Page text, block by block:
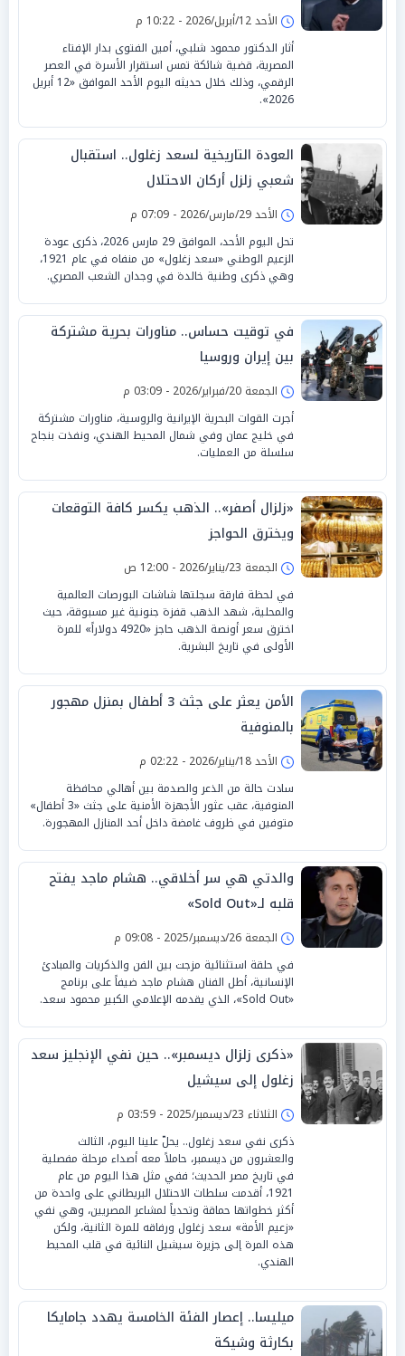
الأحد 12/أبريل/2026 - 10:22 م
أثار الدكتور محمود شلبي، أمين الفتوى بدار الإفتاء
المصرية، قضية شائكة تمس استقرار الأسرة في العصر
الرقمي، وذلك خلال حديثه اليوم الأحد الموافق «12 أبريل
2026».
العودة التاريخية لسعد زغلول.. استقبال
شعبي زلزل أركان الاحتلال
الأحد 29/مارس/2026 - 07:09 م
تحل اليوم الأحد، الموافق 29 مارس 2026، ذكرى عودة
الزعيم الوطني «سعد زغلول» من منفاه في عام 1921،
وهي ذكرى وطنية خالدة في وجدان الشعب المصري.
في توقيت حساس.. مناورات بحرية مشتركة
بين إيران وروسيا
الجمعة 20/فبراير/2026 - 03:09 م
أجرت القوات البحرية الإيرانية والروسية، مناورات مشتركة
في خليج عمان وفي شمال المحيط الهندي، ونفذت بنجاح
سلسلة من العمليات.
«زلزال أصفر».. الذهب يكسر كافة التوقعات
ويخترق الحواجز
الجمعة 23/يناير/2026 - 12:00 ص
في لحظة فارقة سجلتها شاشات البورصات العالمية
والمحلية، شهد الذهب قفزة جنونية غير مسبوقة، حيث
اخترق سعر أونصة الذهب حاجز «4920 دولاراً» للمرة
الأولى في تاريخ البشرية.
الأمن يعثر على جثث 3 أطفال بمنزل مهجور
بالمنوفية
الأحد 18/يناير/2026 - 02:22 م
سادت حالة من الذعر والصدمة بين أهالي محافظة
المنوفية، عقب عثور الأجهزة الأمنية على جثث «3 أطفال»
متوفين في ظروف غامضة داخل أحد المنازل المهجورة.
والدتي هي سر أخلاقي.. هشام ماجد يفتح
قلبه لـ«Sold Out»
الجمعة 26/ديسمبر/2025 - 09:08 م
في حلقة استثنائية مزجت بين الفن والذكريات والمبادئ
الإنسانية، أطل الفنان هشام ماجد ضيفاً على برنامج
«Sold Out»، الذي يقدمه الإعلامي الكبير محمود سعد.
«ذكرى زلزال ديسمبر».. حين نفي الإنجليز سعد
زغلول إلى سيشيل
الثلاثاء 23/ديسمبر/2025 - 03:59 م
ذكرى نفي سعد زغلول.. يحلّ علينا اليوم، الثالث
والعشرون من ديسمبر، حاملاً معه أصداء مرحلة مفصلية
في تاريخ مصر الحديث؛ ففي مثل هذا اليوم من عام
1921، أقدمت سلطات الاحتلال البريطاني على واحدة من
أكثر خطواتها حماقة وتحدياً لمشاعر المصريين، وهي نفي
«زعيم الأمة» سعد زغلول ورفاقه للمرة الثانية، ولكن
هذه المرة إلى جزيرة سيشيل النائية في قلب المحيط
الهندي.
ميليسا.. إعصار الفئة الخامسة يهدد جامايكا
بكارثة وشيكة